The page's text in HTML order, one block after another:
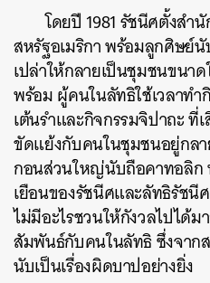
โดยปี 1981 รัชนีศตั้งสำ
สหรัฐอเมริกา พร้อมลูกศิษย์
เปล่าให้กลายเป็นชุมชนขน
พร้อม ผู้คนในลัทธิใช้เวลาท
เต้นรำและกิจกรรมจิปาถะ ที่
ขัดแย้งกับคนในชุมชนอยู่กลา
กอนส่วนใหญ่นับถือคาทอลิก
เยือนของรัชนีศและลัทธิรัชนี
ไม่มีอะไรชวนให้กังวลไปได้
สัมพันธ์กับคนในลัทธิ ซึ่งจาก
นับเป็นเรื่องผิดบาปอย่างยิ่ง